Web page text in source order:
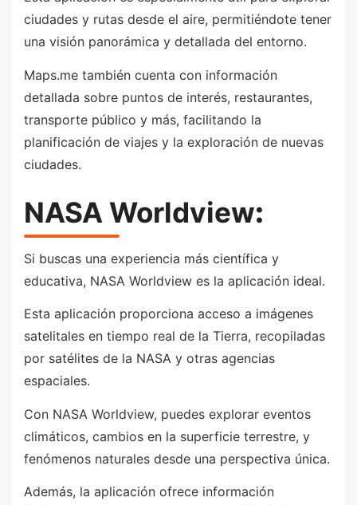
ciudades y rutas desde el aire, permitiéndote tener
una visión panorámica y detallada del entorno.
Maps.me también cuenta con información
detallada sobre puntos de interés, restaurantes,
transporte público y más, facilitando la
planificación de viajes y la exploración de nuevas
ciudades.
NASA Worldview:
Si buscas una experiencia más científica y
educativa, NASA Worldview es la aplicación ideal.
Esta aplicación proporciona acceso a imágenes
satelitales en tiempo real de la Tierra, recopiladas
por satélites de la NASA y otras agencias
espaciales.
Con NASA Worldview, puedes explorar eventos
climáticos, cambios en la superficie terrestre, y
fenómenos naturales desde una perspectiva única.
Además, la aplicación ofrece información